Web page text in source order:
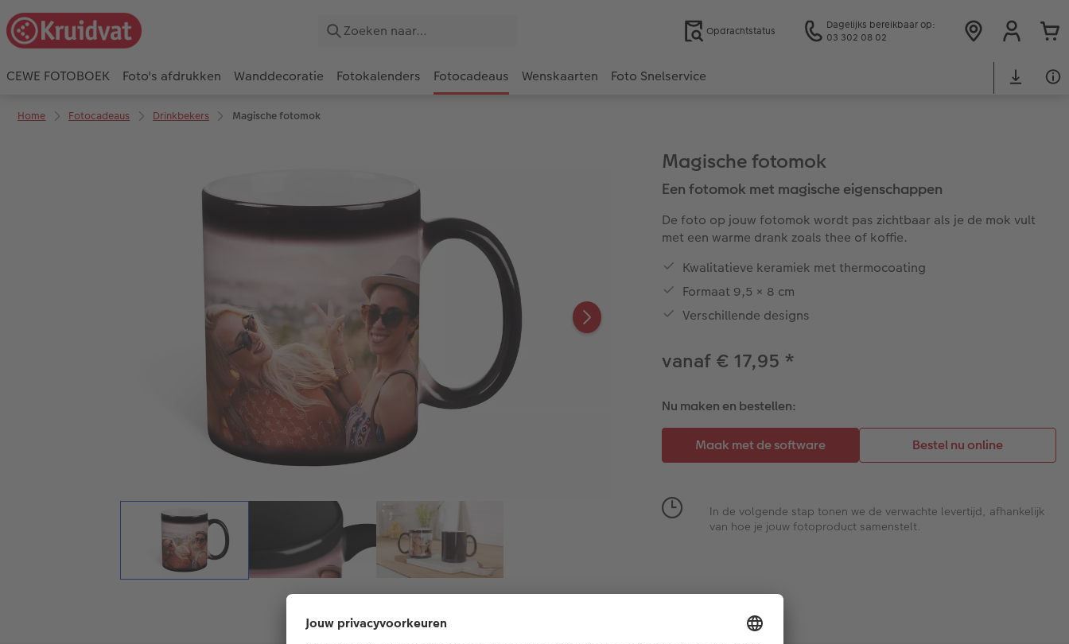
Opdrachtstatus
Dagelijks bereikbaar op:
03 302 08 02
CEWE FOTOBOEK Foto's afdrukken Wanddecoratie Fotokalenders Fotocadeaus Wenskaarten Foto Snelservice
Home Fotocadeaus Drinkbekers Magische fotomok
Magische fotomok
Een fotomok met magische eigenschappen
De foto op jouw fotomok wordt pas zichtbaar als je de mok vult
met een warme drank zoals thee of koffie.
Kwalitatieve keramiek met thermocoating
Formaat 9,5 × 8 cm
Verschillende designs
vanaf € 17,95 *
Nu maken en bestellen:
In de volgende stap tonen we de verwachte levertijd, afhankelijk
van hoe je jouw fotoproduct samenstelt.